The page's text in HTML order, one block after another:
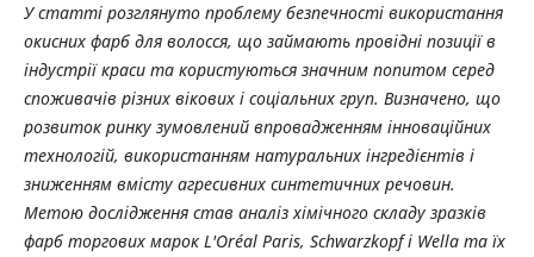
У статті розглянуто проблему безпечності використання
окисних фарб для волосся, що займають провідні позиції в
індустрії краси та користуються значним попитом серед
споживачів різних вікових і соціальних груп. Визначено, що
розвиток ринку зумовлений впровадженням інноваційних
технологій, використанням натуральних інгредієнтів і
зниженням вмісту агресивних синтетичних речовин.
Метою дослідження став аналіз хімічного складу зразків
фарб торгових марок L'Oréal Paris, Schwarzkopf і Wella та їх